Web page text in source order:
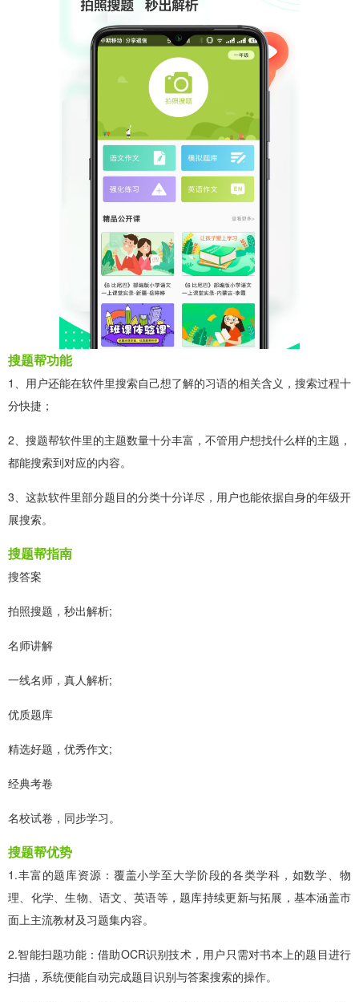
搜题帮功能
1、用户还能在软件里搜索自己想了解的习语的相关含义，搜索过程十
分快捷；
2、搜题帮软件里的主题数量十分丰富，不管用户想找什么样的主题，
都能搜索到对应的内容。
3、这款软件里部分题目的分类十分详尽，用户也能依据自身的年级开
展搜索。
搜题帮指南
搜答案
拍照搜题，秒出解析;
名师讲解
一线名师，真人解析;
优质题库
精选好题，优秀作文;
经典考卷
名校试卷，同步学习。
搜题帮优势
1.丰富的题库资源：覆盖小学至大学阶段的各类学科，如数学、物
理、化学、生物、语文、英语等，题库持续更新与拓展，基本涵盖市
面上主流教材及习题集内容。
2.智能扫题功能：借助OCR识别技术，用户只需对书本上的题目进行
扫描，系统便能自动完成题目识别与答案搜索的操作。